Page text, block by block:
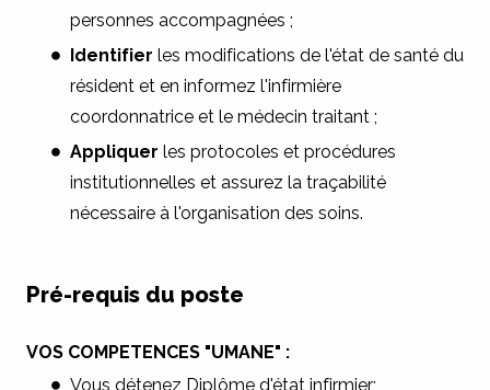
personnes accompagnées ;
Identifier les modifications de l'état de santé du
résident et en informez l'infirmière
coordonnatrice et le médecin traitant ;
Appliquer les protocoles et procédures
institutionnelles et assurez la traçabilité
nécessaire à l'organisation des soins.
Pré-requis du poste
VOS COMPETENCES "UMANE" :
Vous détenez Diplôme d'état infirmier;